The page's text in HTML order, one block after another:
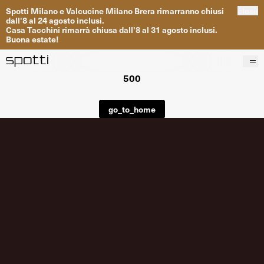
Spotti MilanoeValcucine Milano Brera rimarrannochiusi
dall'8al 24agosto inclusi.
Casa Tacchini rimarrà chiusa dall'8al 31 agosto inclusi.
Buona estate!
Progetti
500
go_to_home